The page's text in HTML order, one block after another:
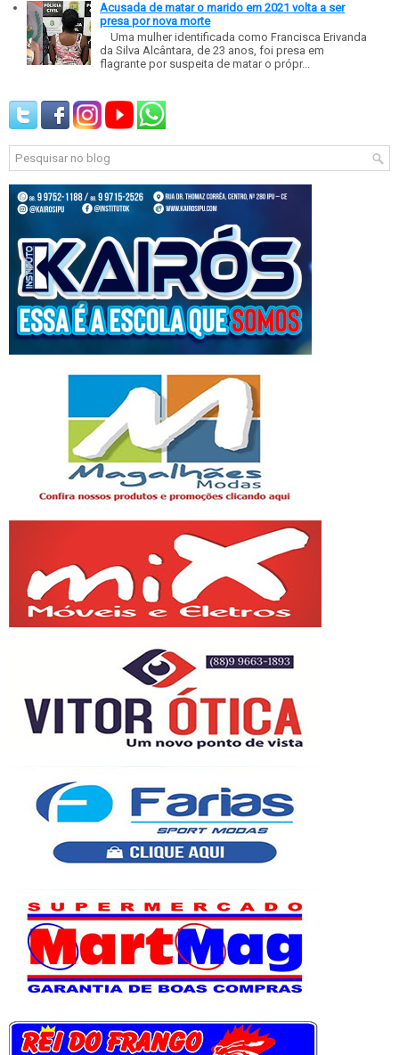
Acusada de matar o marido em 2021 volta a ser
presa por nova morte
Uma mulher identificada como Francisca Erivanda
da Silva Alcântara, de 23 anos, foi presa em
flagrante por suspeita de matar o própr...